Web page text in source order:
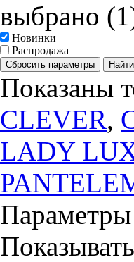
выбрано
Новинки
Распродажа
Сбросить параметры Найти
Показаны
CLEVER,
LADY